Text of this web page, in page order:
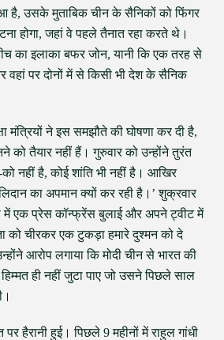
है, उसके मुताबिक चीन के सैनिकों को फिंगर
होगा, जहां वे पहले तैनात रहा करते थे।
का इलाका बफर जोन, यानी कि एक तरह से
वहां पर दोनों में से किसी भी देश के सैनिक
मंत्रियों ने इस समझौते की घोषणा कर दी है,
को तैयार नहीं हैं। गुरुवार को उन्होंने तुरंत
नहीं है, कोई शांति भी नहीं है। आखिर
का अपमान क्यों कर रही है।’ शुक्रवार
में एक प्रेस कॉन्फ्रेंस बुलाई और अपने ट्वीट में
को चीरकर एक टुकड़ा हमारे दुश्मन को दे
आरोप लगाया कि मोदी चीन से भारत की
ही नहीं जुटा पाए जो उसने पिछले साल
हैरानी हुई। पिछले 9 महीनों में राहुल गांधी